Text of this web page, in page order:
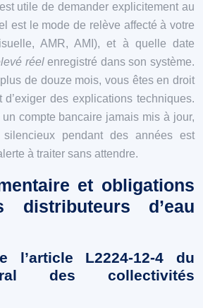
utile de demander explicitement au
est le mode de relève affecté à votre
AMR, AMI), et à quelle date
réelenregistré dans son système.
de douze mois, vous êtes en droit
des explications techniques.
compte bancaire jamais mis à jour,
silencieux pendant des années est
à traiter sans attendre.
et obligations
distributeurs d’eau
l’article L2224-12-4 du
des collectivités